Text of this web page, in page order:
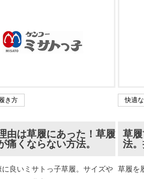
き方
由は草履にあった！草履
痛くならない方法。
に良いミサトっ子草履。サイズや
快適
草
法
草履を